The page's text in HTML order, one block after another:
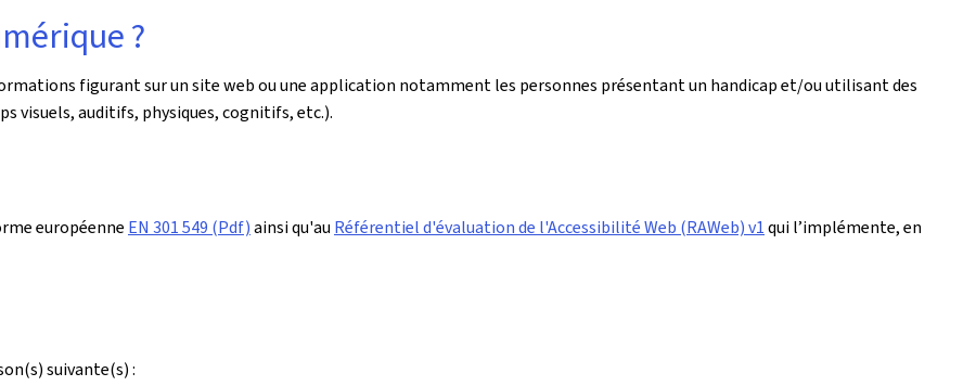
?
figurant sur un site web ou une application notamment les personnes présentant un handicap et/ou utilisant des
visuels, auditifs, physiques, cognitifs, etc.).
européenne EN 301 549 (Pdf)ainsi qu'au Référentiel d'évaluation de l'Accessibilité Web (RAWeb) v1qui l’implémente, en
suivante(s) :